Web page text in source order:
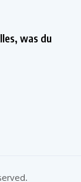
was du